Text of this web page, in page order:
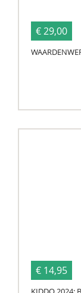
€ 29,00
€ 14,95